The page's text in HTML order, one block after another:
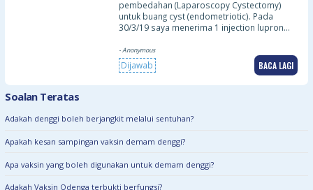
pembedahan (Laparoscopy Cystectomy)
untuk buang cyst (endometriotic). Pada
30/3/19 saya menerima 1 injection lupron…
- Anonymous
Dijawab BACA LAGI
Soalan Teratas
Adakah denggi boleh berjangkit melalui sentuhan?
Apakah kesan sampingan vaksin demam denggi?
Apa vaksin yang boleh digunakan untuk demam denggi?
Adakah Vaksin Qdenga terbukti berfungsi?